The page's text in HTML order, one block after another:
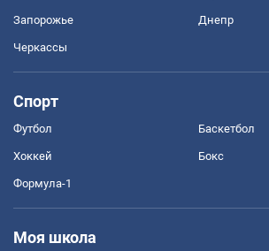
Запорожье Днепр
Черкассы
Спорт
Футбол Баскетбол
Хоккей Бокс
Формула-1
Моя школа